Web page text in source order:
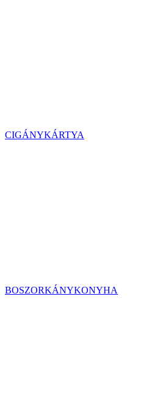
CIGÁNYKÁRTYA
BOSZORKÁNYKONYHA